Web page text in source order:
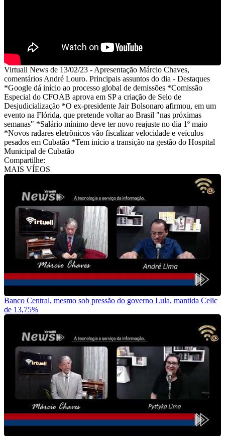
Virtuall News de 13/02/23 - Apresentação Márcio Chaves,
comentários André Louro. Principais assuntos do dia - Destaques
*Google dá início ao processo global de demissões *Comissão
Especial do CFOAB aprova em SP a criação de Selo de
Desjudicialização *O ex-presidente Jair Bolsonaro afirmou, em um
evento na Flórida, que pretende voltar ao Brasil "nas próximas
semanas" *Salário mínimo deve ter novo reajuste no dia 1º maio
*Novos radares eletrônicos vão fiscalizar velocidade e veículos
pesados em Cubatão *Tem início a transição na gestão do Hospital
Municipal de Cubatão
Compartilhe:
MAIS VÍEOS
Banco Central, mesmo sob pressão do governo Lula, mantida Celic
de 13,75%